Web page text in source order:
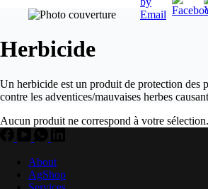
Herbicide
Un herbicide est un produit de protection des
contre les adventices/mauvaises herbes
Aucun produit ne correspond à votre sélection.
About
AgShop